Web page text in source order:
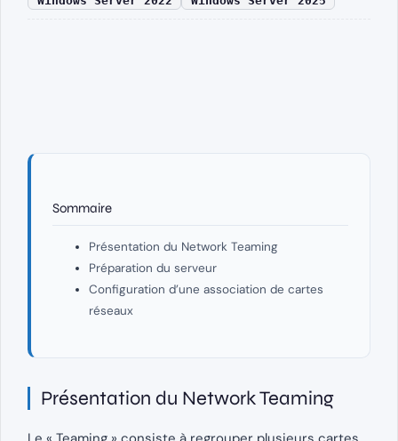
Sommaire
Présentation du Network Teaming
Préparation du serveur
Configuration d’une association de cartes
réseaux
Présentation du Network Teaming